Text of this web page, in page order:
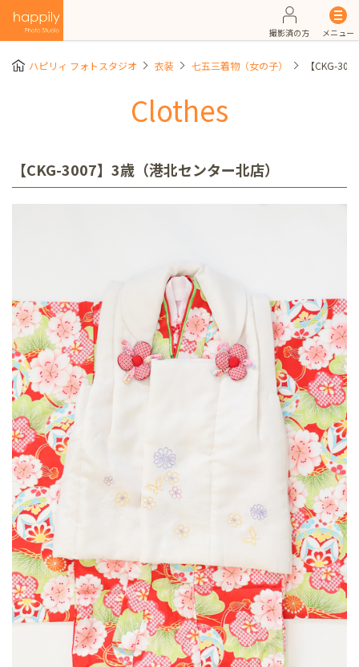
撮影済の方 メニュー
ハピリィ フォトスタジオ 衣装 七五三着物（女の子） 【CKG-
Clothes
【CKG-3007】3歳（港北センター北店）